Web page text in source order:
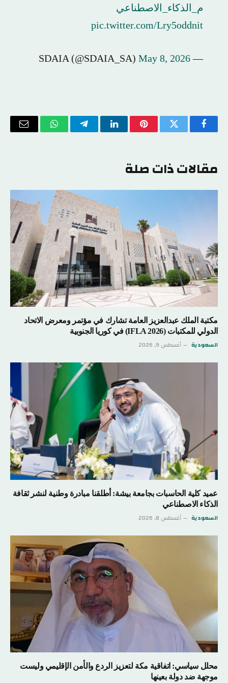
م_الذكاء_الاصطناعي
pic.twitter.com/Lry5oddnit
— SDAIA (@SDAIA_SA)
May 8, 2026
فيسبوكتويتر بينتيريستلينكدإن تيلقرام واتسابالبريد
مقالات ذات صلة
مكتبة الملك عبدالعزيز العامة تشارك في مؤتمر ومعرض الاتحاد
الدولي للمكتبات (IFLA 2026) في كوريا الجنوبية
السعودية أغسطس 9, 2026
عميد كلية الحاسبات بجامعة بيشة: أطلقنا مبادرة وطنية لنشر ثقافة
الذكاء الاصطناعي
السعودية أغسطس 8, 2026
محلل سياسي: اتفاقية مكة لتعزيز الردع والأمن الإقليمي وليست
موجهة ضد دولة بعينها